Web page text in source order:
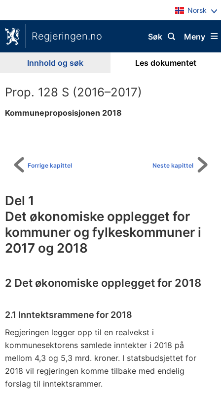
Norsk
Regjeringen.no Meny
Søk
Innhold og søk Les dokumentet
Prop. 128 S (2016–2017)
Kommuneproposisjonen 2018
Neste kapittel
Forrige kapittel
Del 1
Det økonomiske opplegget for
kommuner og fylkeskommuner i
2017 og 2018
2 Det økonomiske opplegget for 2018
2.1 Inntektsrammene for 2018
Regjeringen legger opp til en realvekst i
kommunesektorens samlede inntekter i 2018 på
mellom 4,3 og 5,3 mrd. kroner. I statsbudsjettet for
2018 vil regjeringen komme tilbake med endelig
forslag til inntektsrammer.